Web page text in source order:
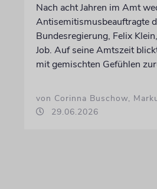
Nach acht Jahren im Amt
Antisemitismusbeauftragte
Bundesregierung, Felix
Job. Auf seine Amtszeit
mit gemischten Gefühlen
von Corinna Buschow,
29.06.2026